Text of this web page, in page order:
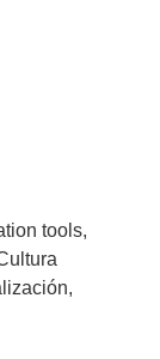
tools